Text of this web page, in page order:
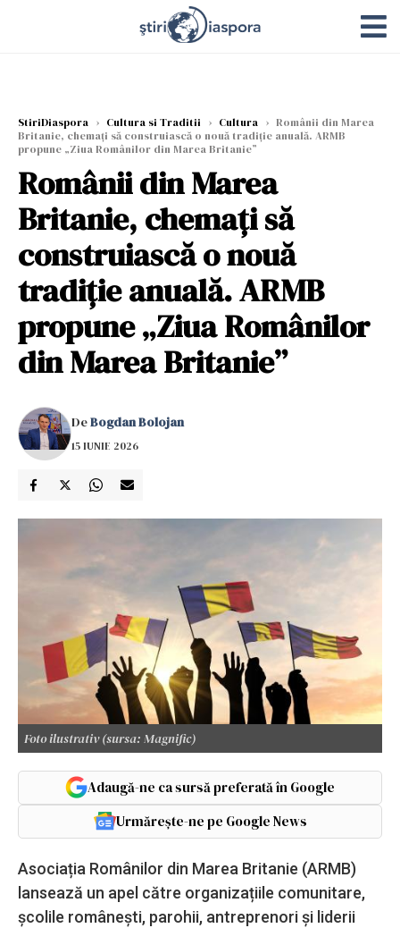
StiriDiaspora › Cultura si Traditii › Cultura › Românii din Marea
Britanie, chemați să construiască o nouă tradiție anuală. ARMB
propune „Ziua Românilor din Marea Britanie”
Românii din Marea
Britanie, chemați să
construiască o nouă
tradiție anuală. ARMB
propune „Ziua Românilor
din Marea Britanie”
DeBogdan Bolojan
15 IUNIE 2026
Foto ilustrativ (sursa: Magnific)
Adaugă-ne ca sursă preferată în Google
Urmărește-ne pe Google News
Asociația Românilor din Marea Britanie (ARMB)
lansează un apel către organizațiile comunitare,
școlile românești, parohii, antreprenori și liderii